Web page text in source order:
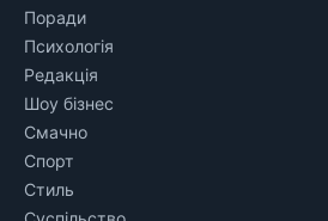
Поради
Психологія
Редакція
Шоу бізнес
Смачно
Спорт
Стиль